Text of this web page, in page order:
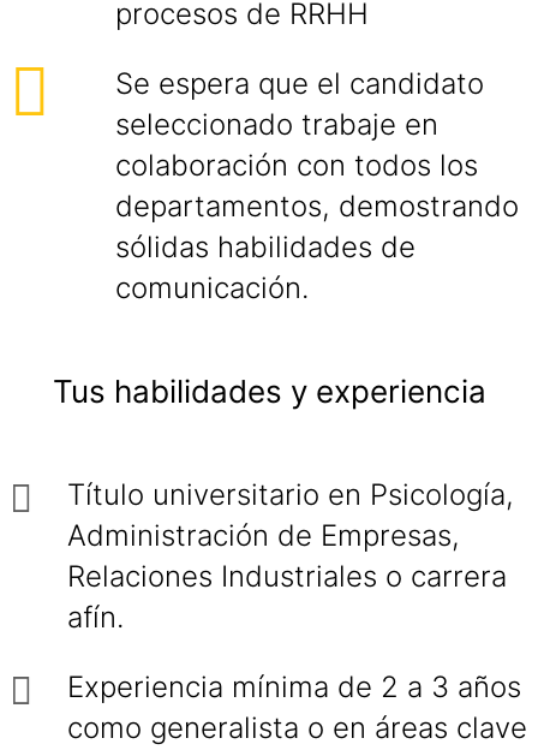
procesos de RRHH
Se espera que el candidato
seleccionado trabaje en
colaboración con todos los
departamentos, demostrando
sólidas habilidades de
comunicación.
Tus habilidades y experiencia
Título universitario en Psicología,
Administración de Empresas,
Relaciones Industriales o carrera
afín.
Experiencia mínima de 2 a 3 años
como generalista o en áreas clave